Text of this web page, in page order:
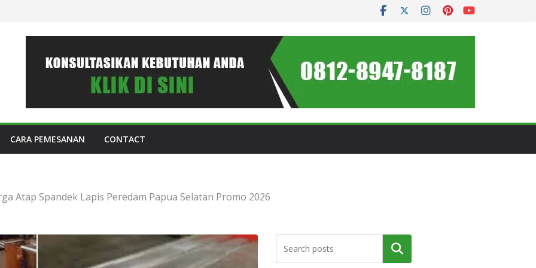
CARA PEMESANAN CONTACT
Atap Spandek Lapis Peredam Papua Selatan Promo 2026
Cari